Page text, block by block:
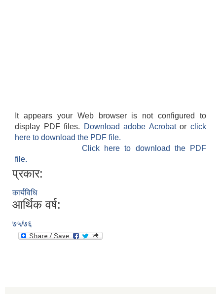
It appears your Web browser is not configured to
display PDF files.
Download adobe Acrobatorclick
here to download the PDF file.
Click here to download the PDF
file.
प्रकार:
कार्यविधि
आर्थिक वर्ष:
७५/७६